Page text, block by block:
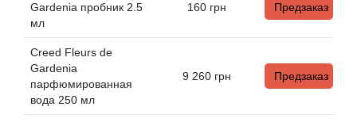
Gardenia пробник 2.5
мл
160 грн Предзаказ
Creed Fleurs de
Gardenia
парфюмированная
вода 250 мл
9 260 грн Предзаказ
Alyssa Ashley
American Crew
Amouage